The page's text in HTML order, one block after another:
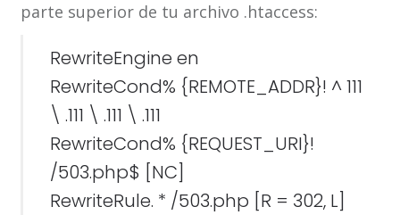
parte superior de tu archivo .htaccess:
RewriteEngine en
RewriteCond% {REMOTE_ADDR}! ^ 111
\ .111 \ .111 \ .111
RewriteCond% {REQUEST_URI}!
/503.php$ [NC]
RewriteRule. * /503.php [R = 302, L]